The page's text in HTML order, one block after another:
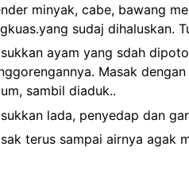
minyak, cabe, bawang
sudaj dihaluskan.
ayam yang sdah
Masak
sambil diaduk..
lada, penyedap dan
terus sampai airnya agak